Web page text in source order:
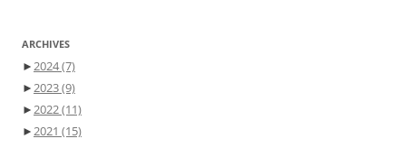
ARCHIVES
►2024(7)
►2023(9)
►2022(11)
►2021 (15)